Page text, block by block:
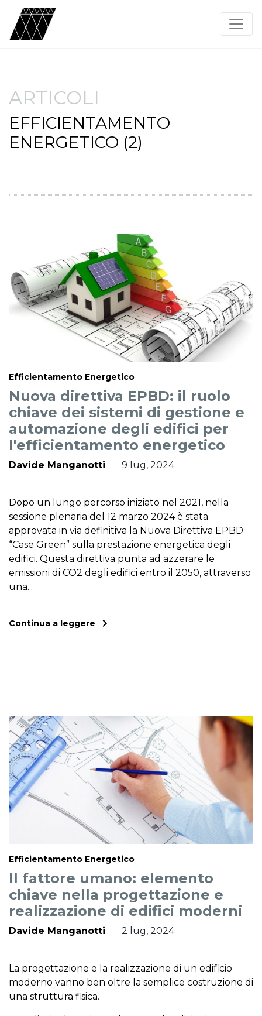
ARTICOLI
EFFICIENTAMENTO
ENERGETICO (2)
Efficientamento Energetico
Nuova direttiva EPBD: il ruolo
chiave dei sistemi di gestione e
automazione degli edifici per
l'efficientamento energetico
Davide Manganotti 9 lug, 2024
Dopo un lungo percorso iniziato nel 2021, nella
sessione plenaria del 12 marzo 2024 è stata
approvata in via definitiva la Nuova Direttiva EPBD
“Case Green” sulla prestazione energetica degli
edifici. Questa direttiva punta ad azzerare le
emissioni di CO2 degli edifici entro il 2050, attraverso
una...
Continua a leggere
Efficientamento Energetico
Il fattore umano: elemento
chiave nella progettazione e
realizzazione di edifici moderni
Davide Manganotti 2 lug, 2024
La progettazione e la realizzazione di un edificio
moderno vanno ben oltre la semplice costruzione di
una struttura fisica.